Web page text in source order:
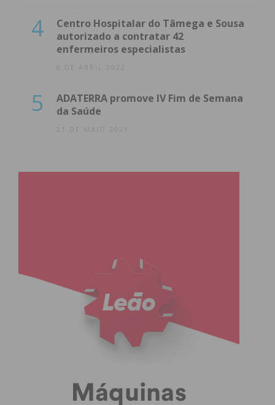
4
Centro Hospitalar do Tâmega e Sousa
autorizado a contratar 42
enfermeiros especialistas
8 DE ABRIL 2022
5
ADATERRA promove IV Fim de Semana
da Saúde
21 DE MAIO 2021